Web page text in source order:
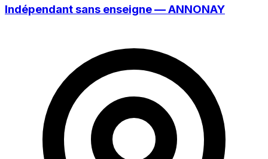
Indépendant sans enseigne — ANNONAY